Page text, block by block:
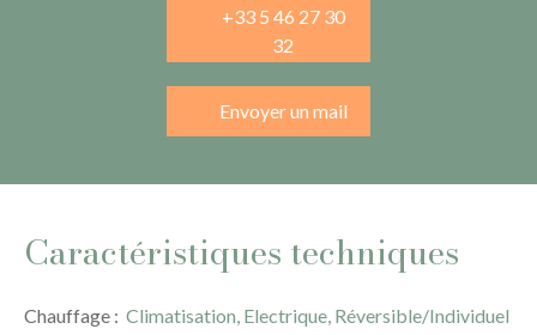
+33 5 46 27 30
32
Envoyer un mail
Caractéristiques techniques
Chauffage : Climatisation, Electrique, Réversible/Individuel